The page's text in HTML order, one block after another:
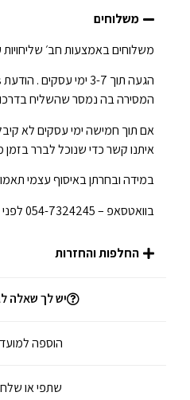
משלוחים
משלוחים באמצעות חב׳
המסירה בה נמסר שהשליח
אם תוך חמישה ימי עסקים לא
איתנו קשר כדי שנוכל לברר
במידה ובחרתן באיסוף עצמי תאמו
בוואטסאפ – 054-7324245 לפני הגעתכן לחנות.
החלפות והחזרות
יש לך שאלה
הוספה
שתפי או